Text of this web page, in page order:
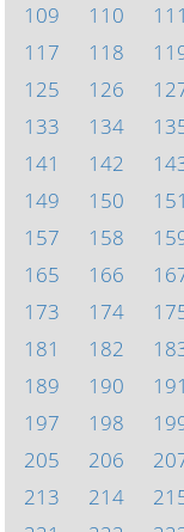
109
110 111
117
118
125
126
133
134
141
142
149
150 151
157
158
165
166
173
174
181
182
189
190 191
197
198
205
206
213
214